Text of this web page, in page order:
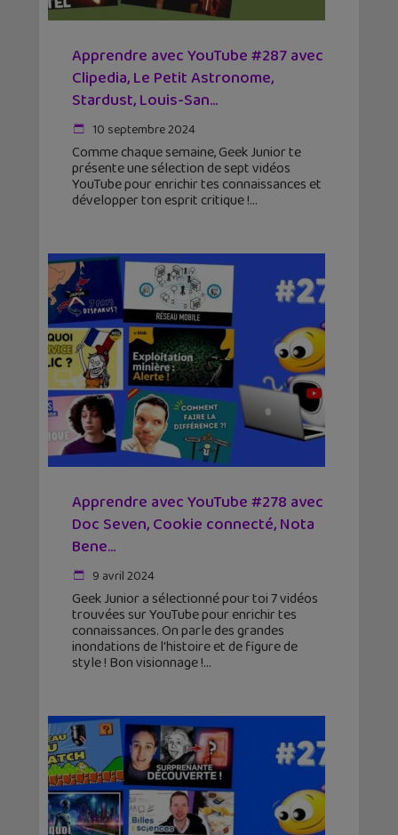
Apprendre avec YouTube #287 avec
Clipedia, Le Petit Astronome,
Stardust, Louis-San…
10 septembre 2024
Comme chaque semaine, Geek Junior te
présente une sélection de sept vidéos
YouTube pour enrichir tes connaissances et
développer ton esprit critique !
Apprendre avec YouTube #278 avec
Doc Seven, Cookie connecté, Nota
Bene…
9 avril 2024
Geek Junior a sélectionné pour toi 7 vidéos
trouvées sur YouTube pour enrichir tes
connaissances. On parle des grandes
inondations de l'histoire et de figure de
style ! Bon visionnage !